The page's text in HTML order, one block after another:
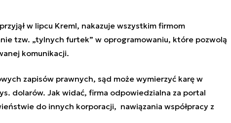
w lipcu Kreml, nakazuje wszystkim firmom
tzw. „tylnych furtek” w oprogramowaniu, które pozwolą
komunikacji.
zapisów prawnych, sąd może wymierzyć karę w
dolarów. Jak widać, firma odpowiedzialna za portal
do innych korporacji, nawiązania współpracy z